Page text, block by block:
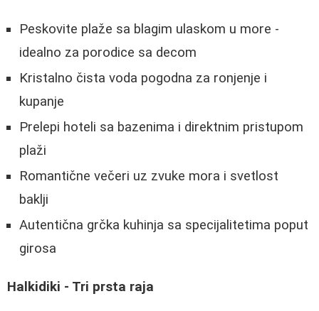
Peskovite plaže sa blagim ulaskom u more -
idealno za porodice sa decom
Kristalno čista voda pogodna za ronjenje i
kupanje
Prelepi hoteli sa bazenima i direktnim pristupom
plaži
Romantične večeri uz zvuke mora i svetlost
baklji
Autentična grčka kuhinja sa specijalitetima poput
girosa
Halkidiki - Tri prsta raja